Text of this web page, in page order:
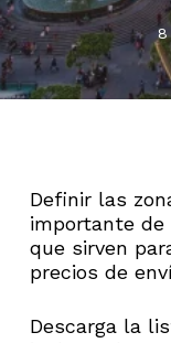
8
Definir las
importante
que sirven
precios de
Descarga la